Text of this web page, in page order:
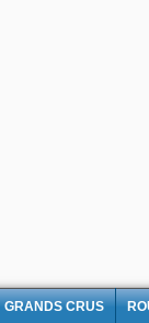
GRANDS CRUS